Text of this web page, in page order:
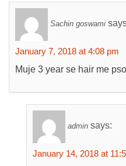
Sachin goswami
January 7, 2018 at 4:08 pm
Muje 3 year se hair me
admin says:
January 14, 2018 at